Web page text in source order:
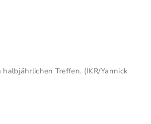
Treffen. (IKR/Yannick